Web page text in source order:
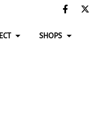
SHOPS